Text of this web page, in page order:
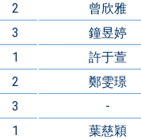
2
曾欣雅
3
鐘昱婷
1 許于萱
2
鄭雯璟
3
-
1 葉慈穎